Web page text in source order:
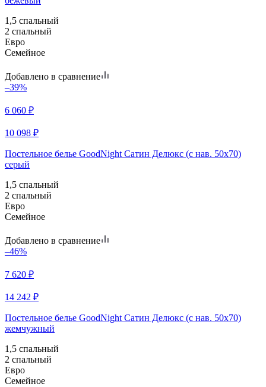
1,5 спальный
2 спальный
Евро
Семейное
Добавлено в сравнение
–39%
6 060 ₽
10 098 ₽
Постельное белье GoodNight Сатин Делюкс (с нав. 50х70)
серый
1,5 спальный
2 спальный
Евро
Семейное
Добавлено в сравнение
–46%
7 620 ₽
14 242 ₽
Постельное белье GoodNight Сатин Делюкс (с нав. 50х70)
жемчужный
1,5 спальный
2 спальный
Евро
Семейное